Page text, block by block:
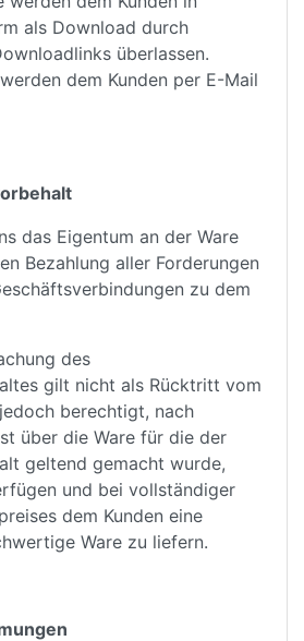
als Download durch
überlassen.
dem Kunden per E-Mail
das Eigentum an der Ware
Bezahlung aller Forderungen
zu dem
des
gilt nicht als Rücktritt vom
berechtigt, nach
über die Ware für die der
geltend gemacht wurde,
und bei vollständiger
dem Kunden eine
Ware zu liefern.